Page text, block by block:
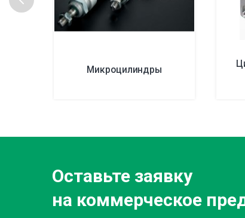
Микроцилиндры
Оставьте заявку
на коммерческое